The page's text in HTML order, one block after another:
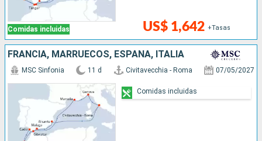
Comidas incluidas US$ 1,642 +Tasas
FRANCIA, MARRUECOS, ESPAÑA, ITALIA
MSC Sinfonia 11 d Civitavecchia - Roma 07/05/2027
Comidas incluidas